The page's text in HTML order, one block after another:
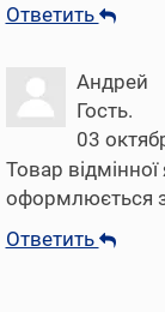
Ответить
Андрей
Гость.
03
Товар
оформлюється
Ответить